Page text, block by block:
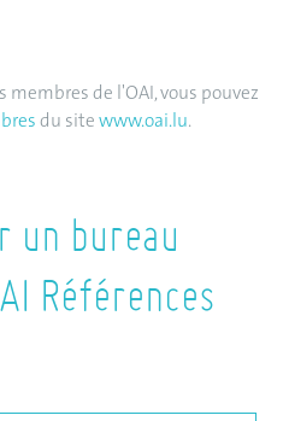
membres de l'OAI, vous pouvez
du site www.oai.lu.
un bureau
Références